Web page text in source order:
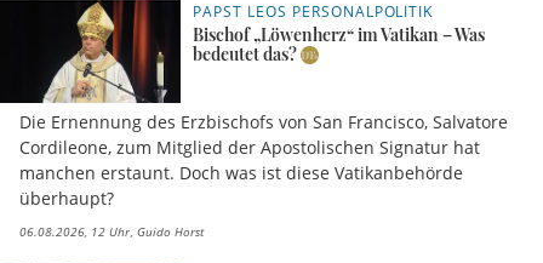
PAPST LEOS PERSONALPOLITIK
Bischof „Löwenherz“ im Vatikan – Was
bedeutet das?
Die Ernennung des Erzbischofs von San Francisco, Salvatore
Cordileone, zum Mitglied der Apostolischen Signatur hat
manchen erstaunt. Doch was ist diese Vatikanbehörde
überhaupt?
06.08.2026, 12 Uhr Guido Horst